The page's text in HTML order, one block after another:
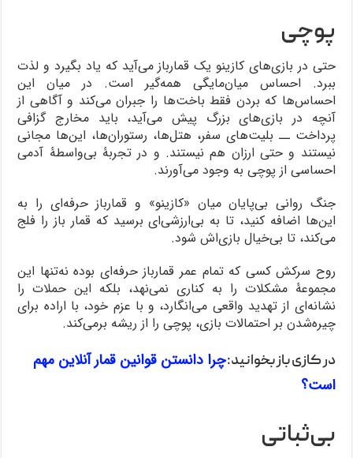
پوچی
حتی در بازی‌های کازینو یک قمارباز می‌آید که یاد بگیرد و لذت
ببرد. احساس میان‌مایگی همه‌گیر است. در میان این
احساس‌ها که بردن فقط باخت‌ها را جبران می‌کند و آگاهی از
آنچه در بازی‌های بزرگ پیش می‌آید، باید مخارج گزافی
پرداخت ــ بلیت‌های سفر، هتل‌ها، رستوران‌ها، این‌ها مجانی
نیستند و حتی ارزان هم نیستند. و در تجربۀ بی‌واسطۀ آدمی
احساسی از پوچی به وجود می‌آورند.
جنگ روانی بی‌پایان میان «کازینو» و قمارباز حرفه‌ای را به
این‌ها اضافه کنید، تا به بی‌ارزشی‌ای برسید که قمار باز را فلج
می‌کند، تا بی‌خیال بازی‌اش شود.
روح سرکش کسی که تمام عمر قمارباز حرفه‌ای بوده نه‌تنها این
مجموعۀ مشکلات را به کناری نمی‌نهد، بلکه این حملات را
نشانه‌ای از تهدید واقعی می‌انگارد، و با عزم خود، با اراده برای
چیره‌شدن بر احتمالات بازی، پوچی را از ریشه برمی‌کند.
در کازی باز بخوانید:چرا دانستن قوانین قمار آنلاین مهم
است؟
بی‌ثباتی